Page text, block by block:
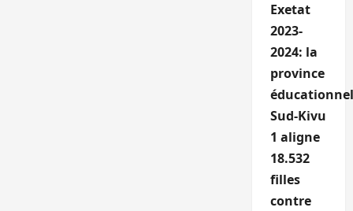
Exetat
2023-
2024: la
province
Sud-Kivu
1 aligne
18.532
filles
contre